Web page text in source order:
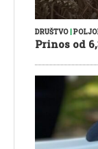
DRUŠTVO|
Prinos od